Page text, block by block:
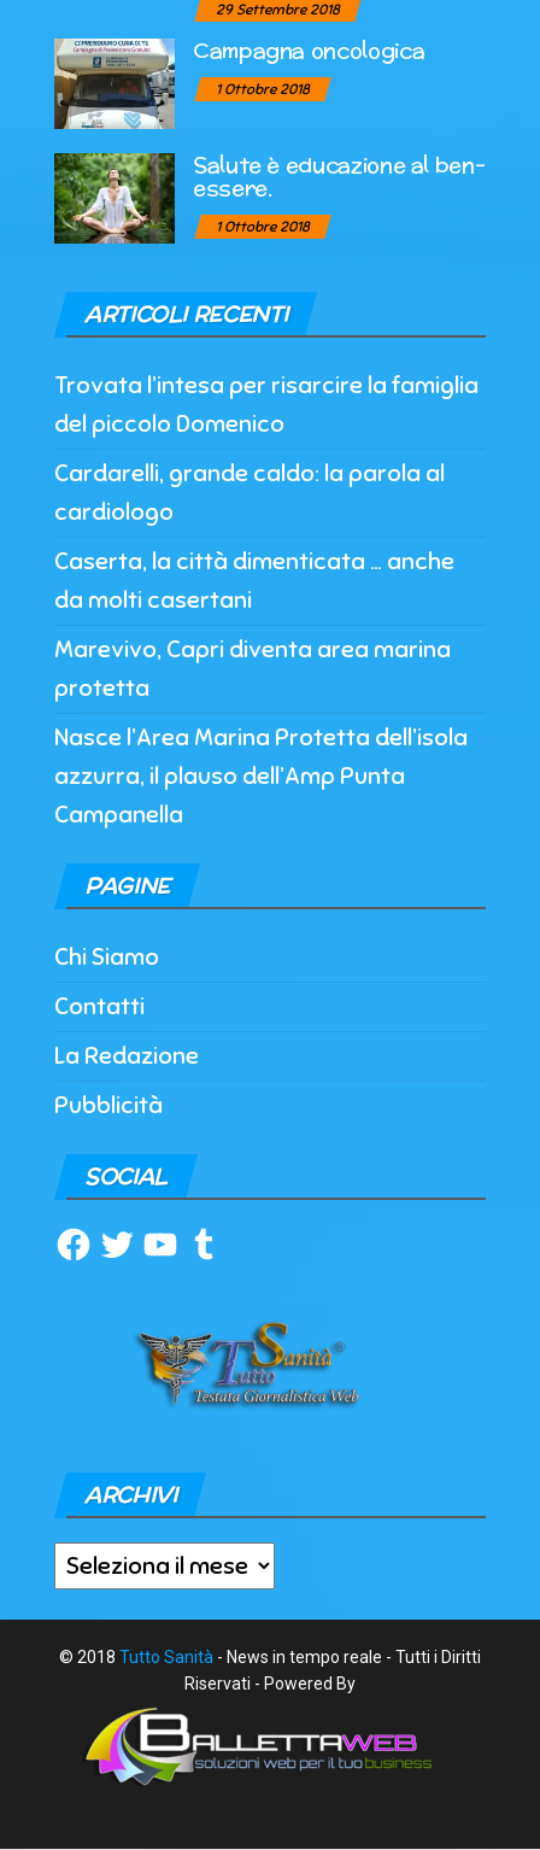
29 Settembre 2018
Campagna oncologica
1 Ottobre 2018
Salute è educazione al ben-
essere.
1 Ottobre 2018
ARTICOLI RECENTI
Trovata l’intesa per risarcire la famiglia
del piccolo Domenico
Cardarelli, grande caldo: la parola al
cardiologo
Caserta, la città dimenticata … anche
da molti casertani
Marevivo, Capri diventa area marina
protetta
Nasce l’Area Marina Protetta dell’isola
azzurra, il plauso dell’Amp Punta
Campanella
PAGINE
Chi Siamo
Contatti
La Redazione
Pubblicità
SOCIAL
Facebook
TwitterYouTubeTumblr
ARCHIVI
Archivi
© 2018 Tutto Sanità - News in tempo reale - Tutti i Diritti
Riservati - Powered By